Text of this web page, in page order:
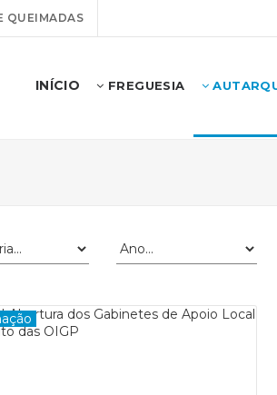
QUEIMADAS
INÍCIO FREGUESIA